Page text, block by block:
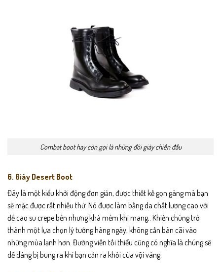
Combat boot hay còn gọi là những đôi giày chiến đấu
6. Giày Desert Boot
Đây là một kiểu khởi động đơn giản, được thiết kế gọn gàng mà bạn
sẽ mặc được rất nhiều thứ. Nó được làm bằng da chất lượng cao với
đế cao su crepe bền nhưng khá mềm khi mang,. Khiến chúng trở
thành một lựa chọn lý tưởng hàng ngày, không cần bàn cãi vào
những mùa lạnh hơn. Đường viền tối thiểu cũng có nghĩa là chúng sẽ
dễ dàng bị bung ra khi bạn cần ra khỏi cửa vội vàng.